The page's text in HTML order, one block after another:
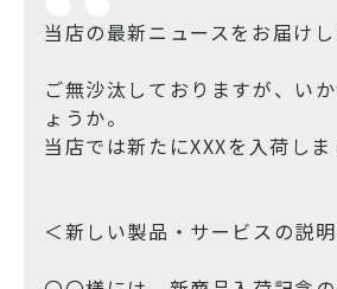
当店の最新ニュースをお届けし
ご無沙汰しておりますが、い
ょうか。
当店では新たにXXXを入荷しま
＜新しい製品・サービスの説